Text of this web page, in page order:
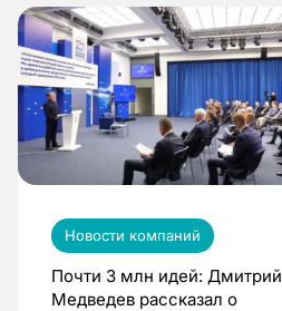
Новости компаний
Почти 3 млн идей: Дмитрий
Медведев рассказал о